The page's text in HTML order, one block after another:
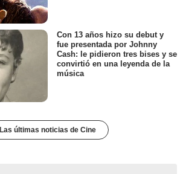
Con 13 años hizo su debut y
fue presentada por Johnny
Cash: le pidieron tres bises y se
convirtió en una leyenda de la
música
Las últimas noticias de Cine